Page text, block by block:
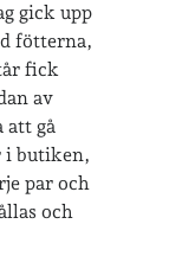
foto
fåglar
gick upp
fötterna,
fick
av
att gå
i butiken,
par och
och